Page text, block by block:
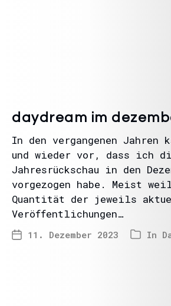
daydream im
In den vergangenen Jahren
und wieder vor, dass ich
Jahresrückschau in den
vorgezogen habe. Meist
Quantität der jeweils
Veröffentlichungen…
11. Dezember 2023 In